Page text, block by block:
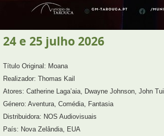
24 e 25 julho 2026
Título Original: Moana
Realizador: Thomas Kail
Atores: Catherine Laga’aia, Dwayne Johnson, John Tui
Género: Aventura, Comédia, Fantasia
Distribuidora: NOS Audiovisuais
País: Nova Zelândia, EUA